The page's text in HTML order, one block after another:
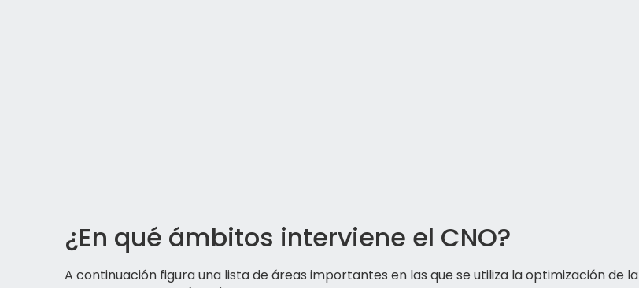
¿En qué ámbitos interviene el CNO?
A continuación figura una lista de áreas importantes en las que se utiliza la optimización de la